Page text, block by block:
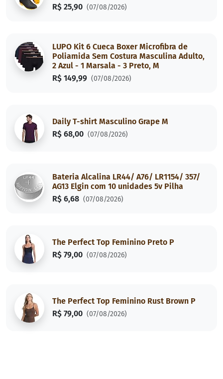
R$ 25,90 (07/08/2026)
LUPO Kit 6 Cueca Boxer Microfibra de
Poliamida Sem Costura Masculina Adulto,
2 Azul - 1 Marsala - 3 Preto, M
R$ 149,99 (07/08/2026)
Daily T-shirt Masculino Grape M
R$ 68,00 (07/08/2026)
Bateria Alcalina LR44/ A76/ LR1154/ 357/
AG13 Elgin com 10 unidades 5v Pilha
R$ 6,68 (07/08/2026)
The Perfect Top Feminino Preto P
R$ 79,00 (07/08/2026)
The Perfect Top Feminino Rust Brown P
R$ 79,00 (07/08/2026)